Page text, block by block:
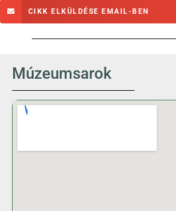
CIKK ELKÜLDÉSE EMAIL-BEN
Múzeumsarok